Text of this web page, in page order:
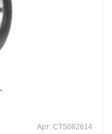
Арт: CTS082614